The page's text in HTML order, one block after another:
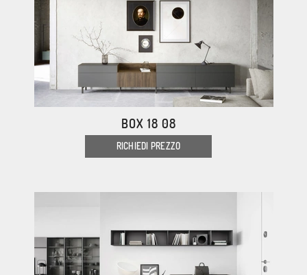
BOX 18 08
RICHIEDI PREZZO